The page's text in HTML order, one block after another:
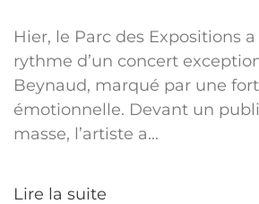
Hier, le Parc des Expositions
rythme d’un concert
Beynaud, marqué par une
émotionnelle. Devant un
masse, l’artiste a...
Lire la suite